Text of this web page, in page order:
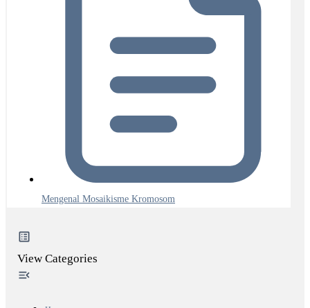
Mengenal Mosaikisme Kromosom
View Categories